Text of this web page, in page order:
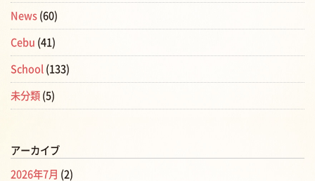
News (60)
Cebu (41)
School (133)
未分類 (5)
アーカイブ
2026年7月 (2)